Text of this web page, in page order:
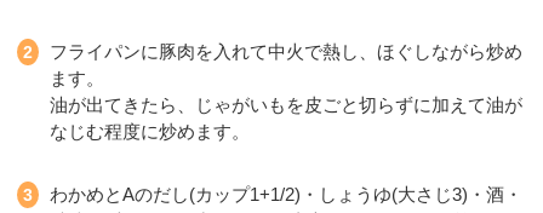
フライパンに豚肉を入れて中火で熱し、ほぐしながら炒め
ます。
油が出てきたら、じゃがいもを皮ごと切らずに加えて油が
なじむ程度に炒めます。
わかめとAのだし(カップ1+1/2)・しょうゆ(大さじ3)・酒・